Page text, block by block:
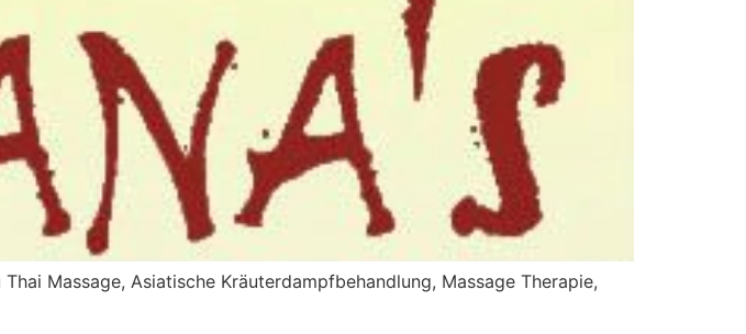
Massage, Asiatische Kräuterdampfbehandlung, Massage Therapie,